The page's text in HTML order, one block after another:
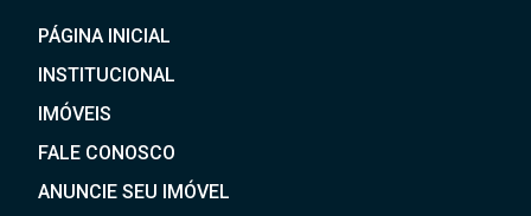
PÁGINA INICIAL
INSTITUCIONAL
IMÓVEIS
FALE CONOSCO
ANUNCIE SEU IMÓVEL